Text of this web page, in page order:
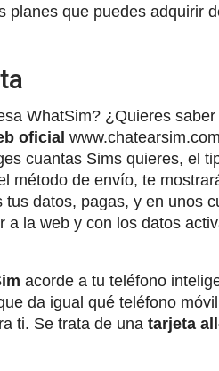
planes que puedes adquirir
WhatSim? ¿Quieres
oficial
cuantas Sims quieres, el
método de envío, te
datos, pagas, y en unos
a la web y con los datos
acorde a tu teléfono
da igual qué teléfono
ti. Se trata de una tarjeta